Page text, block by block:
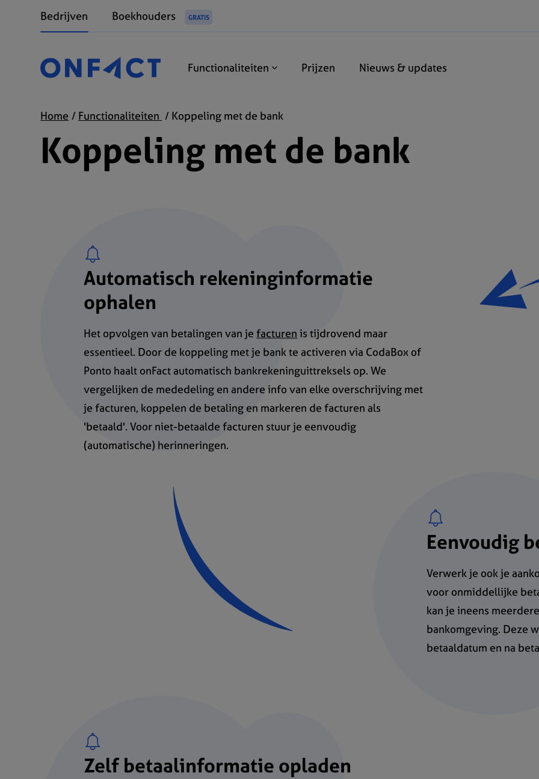
Bedrijven Boekhouders GRATIS
Functionaliteiten Prijzen Nieuws & updates
Home Functionaliteiten Koppeling met de bank
Koppeling met de bank
Automatisch rekeninginformatie
ophalen
Het opvolgen van betalingen van jefacturen is tijdrovend maar
essentieel. Door de koppeling met je bank te activeren via CodaBox of
Ponto haalt onFact automatisch bankrekeninguittreksels op. We
vergelijken de mededeling en andere info van elke overschrijving met
je facturen, koppelen de betaling en markeren de facturen als
'betaald'. Voor niet-betaalde facturen stuur je eenvoudig
(automatische) herinneringen.
Eenvoudig
Verwerk je ook je
voor onmiddellijke
kan je ineens
bankomgeving. Deze
betaaldatum en na
Zelf betaalinformatie opladen